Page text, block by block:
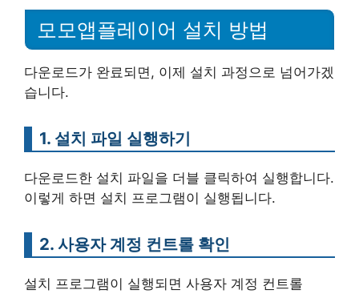
모모앱플레이어 설치 방법
다운로드가 완료되면, 이제 설치 과정으로 넘어가겠
습니다.
1. 설치 파일 실행하기
다운로드한 설치 파일을 더블 클릭하여 실행합니다.
이렇게 하면 설치 프로그램이 실행됩니다.
2. 사용자 계정 컨트롤 확인
설치 프로그램이 실행되면 사용자 계정 컨트롤